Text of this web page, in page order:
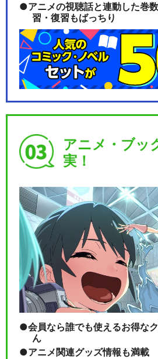
アニメの視聴話と連動した巻
習・復習もばっちり
アニメ・ブッ
実！
会員なら誰でも使えるお得な
ん
アニメ関連グッズ情報も満載